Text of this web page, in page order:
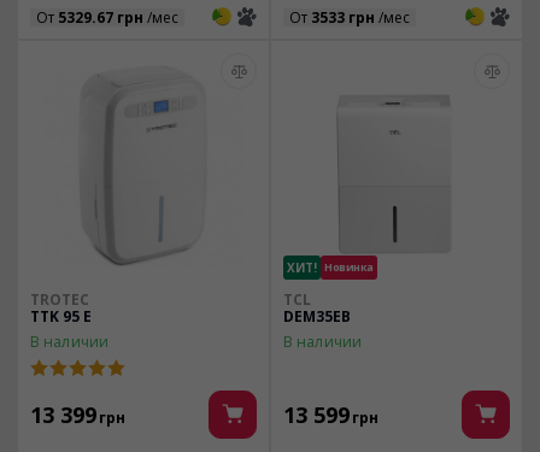
От 5329.67 грн /мес 3 3 От 3533 грн /мес 3 3
TROTEC
TTK 95 E
В наличии
13 399грн
ХИТ! Новинка
TCL
DEM35EB
В наличии
13 599грн